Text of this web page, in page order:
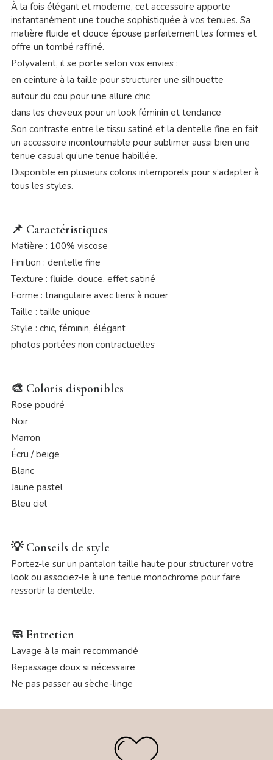
À la fois élégant et moderne, cet accessoire apporte
instantanément une touche sophistiquée à vos tenues. Sa
matière fluide et douce épouse parfaitement les formes et
offre un tombé raffiné.
Polyvalent, il se porte selon vos envies :
en ceinture à la taille pour structurer une silhouette
autour du cou pour une allure chic
dans les cheveux pour un look féminin et tendance
Son contraste entre le tissu satiné et la dentelle fine en fait
un accessoire incontournable pour sublimer aussi bien une
tenue casual qu’une tenue habillée.
Disponible en plusieurs coloris intemporels pour s’adapter à
tous les styles.
📌 Caractéristiques
Matière : 100% viscose
Finition : dentelle fine
Texture : fluide, douce, effet satiné
Forme : triangulaire avec liens à nouer
Taille : taille unique
Style : chic, féminin, élégant
photos portées non contractuelles
🎨 Coloris disponibles
Rose poudré
Noir
Marron
Écru / beige
Blanc
Jaune pastel
Bleu ciel
💡 Conseils de style
Portez-le sur un pantalon taille haute pour structurer votre
look ou associez-le à une tenue monochrome pour faire
ressortir la dentelle.
🧼 Entretien
Lavage à la main recommandé
Repassage doux si nécessaire
Ne pas passer au sèche-linge